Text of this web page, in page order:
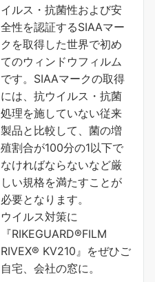
イルス・抗菌性および安
全性を認証するSIAAマー
クを取得した世界で初め
てのウィンドウフィルム
です。SIAAマークの取得
には、抗ウイルス・抗菌
処理を施していない従来
製品と比較して、菌の増
殖割合が100分の1以下で
なければならないなど厳
しい規格を満たすことが
必要となります。
ウイルス対策に
『RIKEGUARD®FILM
RIVEX® KV210』をぜひご
自宅、会社の窓に。